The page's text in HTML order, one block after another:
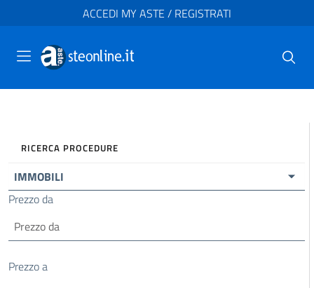
ACCEDI MY ASTE / REGISTRATI
RICERCA PROCEDURE
IMMOBILI
Prezzo da
Prezzo a